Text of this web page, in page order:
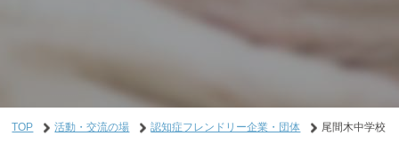
TOP 活動・交流の場 認知症フレンドリー企業・団体 尾間木中学校